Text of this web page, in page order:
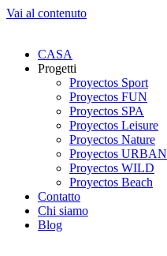
Vai al contenuto
CASA
Progetti
Proyectos Sport
Proyectos FUN
Proyectos SPA
Proyectos Leisure
Proyectos Nature
Proyectos URBAN
Proyectos WILD
Proyectos Beach
Contatto
Chi siamo
Blog